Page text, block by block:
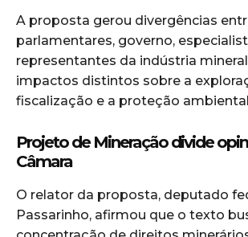
A proposta gerou divergências
parlamentares, governo,
representantes da indústria
impactos distintos sobre a
fiscalização e a proteção
Projeto de Mineração divide
Câmara
O relator da proposta, deputado
Passarinho, afirmou que o texto